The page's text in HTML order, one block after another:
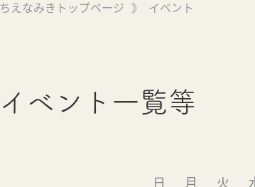
ちえなみきトップページ 》 イベント
イベント一覧等
日 月 火